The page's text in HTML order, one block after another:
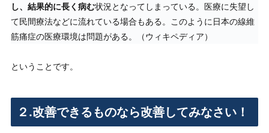
し、結果的に長く病む状況となってしまっている。医療に失望し
て民間療法などに流れている場合もある。このように日本の線維
筋痛症の医療環境は問題がある。（ウィキペディア）
ということです。
２.改善できるものなら改善してみなさい！